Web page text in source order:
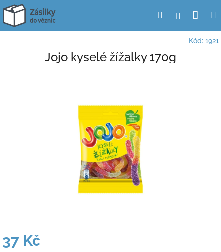
Přejít
obsah
HledatPřihlášení
Kód: 1921
Jojo kyselé žížalky 170g
37 Kč